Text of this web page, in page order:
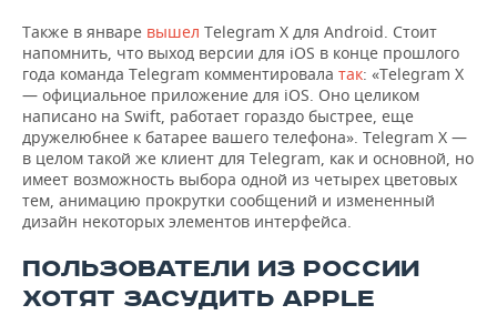
Также в январе вышел Telegram X для Android. Стоит
напомнить, что выход версии для iOS в конце прошлого
года команда Telegram комментировала так: «Telegram X
— официальное приложение для iOS. Оно целиком
написано на Swift, работает гораздо быстрее, еще
дружелюбнее к батарее вашего телефона». Telegram X —
в целом такой же клиент для Telegram, как и основной, но
имеет возможность выбора одной из четырех цветовых
тем, анимацию прокрутки сообщений и измененный
дизайн некоторых элементов интерфейса.
ПОЛЬЗОВАТЕЛИ ИЗ РОССИИ
ХОТЯТ ЗАСУДИТЬ APPLE